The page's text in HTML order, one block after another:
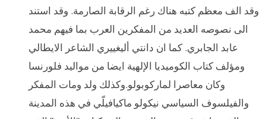
وقد الف معظم كتبه هناك رغم الرقابة الصارمة. وقد استند
الى نصوصه العديد من المفكرين العرب بما فيهم محمد
عابد الجابري. كما ان دانتي أليغييري الشاعر الايطالي
ومؤلف كتاب الكوميديا الإلهية ايضا من مواليد فلورنسا
وكان معاصرا لماركوبولو.وكذلك ولد ومات المفكر
والفيلسوف السياسي نيكولو ماكيافيلّي في هذه المدينة